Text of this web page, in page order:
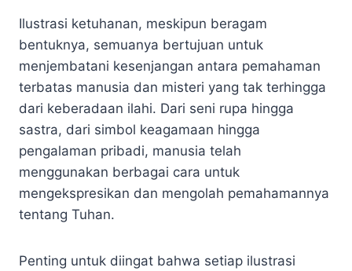
Ilustrasi ketuhanan, meskipun beragam
bentuknya, semuanya bertujuan untuk
menjembatani kesenjangan antara pemahaman
terbatas manusia dan misteri yang tak terhingga
dari keberadaan ilahi. Dari seni rupa hingga
sastra, dari simbol keagamaan hingga
pengalaman pribadi, manusia telah
menggunakan berbagai cara untuk
mengekspresikan dan mengolah pemahamannya
tentang Tuhan.
Penting untuk diingat bahwa setiap ilustrasi